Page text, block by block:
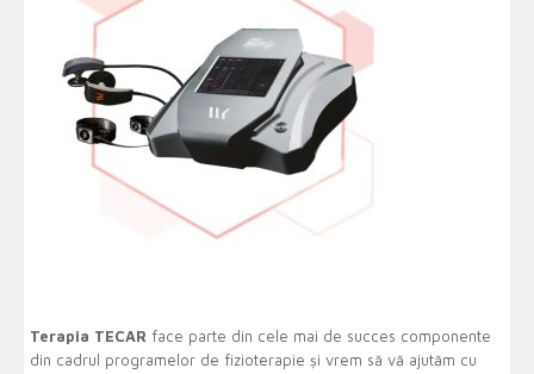
Terapia TECAR face parte din cele mai de succes componente
din cadrul programelor de fizioterapie și vrem să vă ajutăm cu